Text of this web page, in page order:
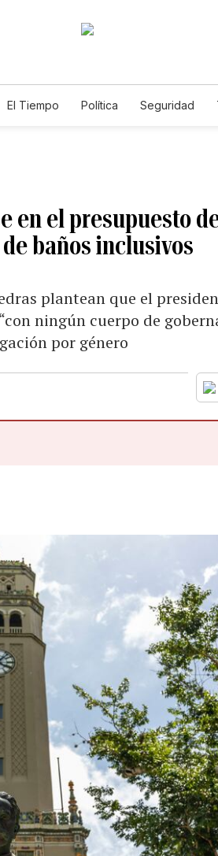
El Tiempo Política Seguridad
el presupuesto
baños inclusivos
plantean que el
ningún cuerpo de
por género